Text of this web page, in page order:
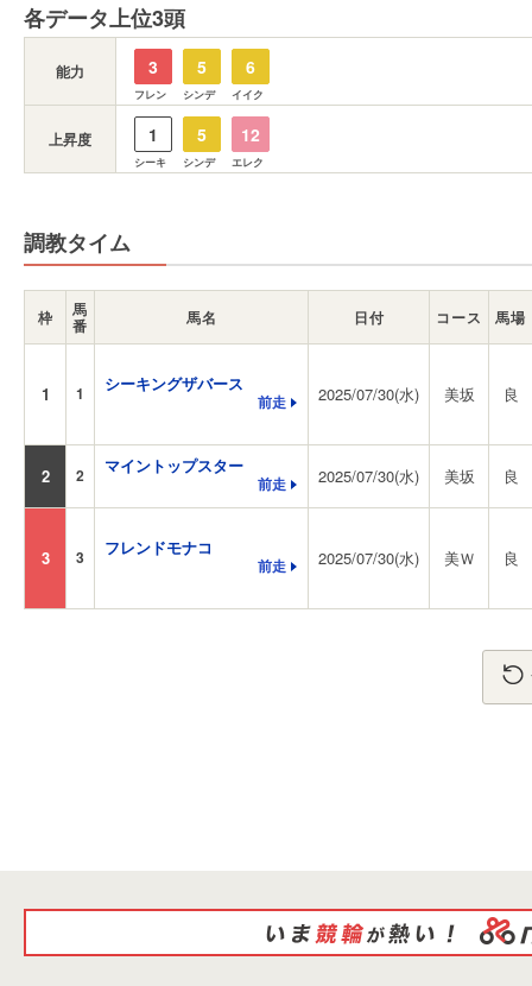
各データ上位3頭
能力 3
フレン
5
シンデ
6
イイク
上昇度 1
シーキ
5
シンデ
12
エレク
調教タイム
枠 馬
番 馬名 日付 コース 馬場
1 1 シーキングザバース
前走 2025/07/30(水) 美坂 良
2 2 マイントップスター
前走 2025/07/30(水) 美坂 良
3 3 フレンドモナコ
前走 2025/07/30(水) 美Ｗ 良